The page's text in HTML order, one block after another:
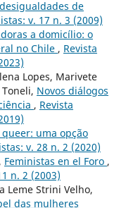
de
v. 17 n. 3 (2009)
a domicílio: o
no Chile , Revista
Lopes, Marivete
Novos diálogos
, Revista
uma opção
v. 28 n. 2 (2020)
Feministas en el Foro ,
n. 2 (2003)
Leme Strini Velho,
das mulheres